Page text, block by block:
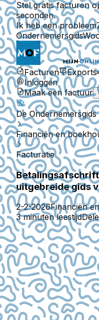
Stel gratis facturen
seconden.
Ik heb een probleem
Ondernemersgids
Facturen Exports
Inloggen
Maak een factuur
De Ondernemersgids
Financiën en
Facturatie
uitgebreide gids
2-2-2026Financiën
3 minuten leestijd